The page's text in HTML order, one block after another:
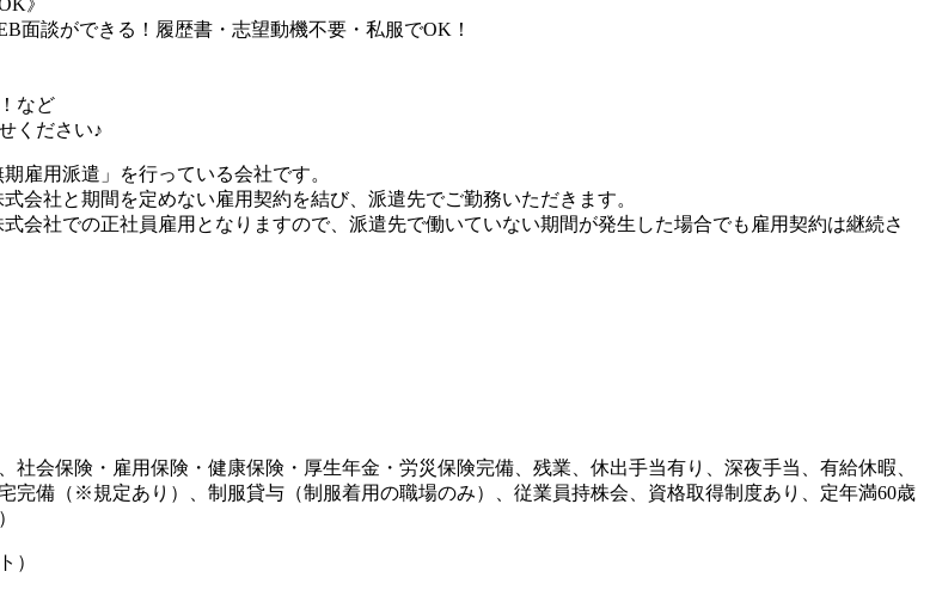
面談ができる！履歴書・志望動機不要・私服でOK！
など
ください♪
雇用派遣」を行っている会社です。
会社と期間を定めない雇用契約を結び、派遣先でご勤務いただきます。
会社での正社員雇用となりますので、派遣先で働いていない期間が発生した場合でも雇用契約は継続さ
会保険・雇用保険・健康保険・厚生年金・労災保険完備、残業、休出手当有り、深夜手当、有給休暇、
完備（※規定あり）、制服貸与（制服着用の職場のみ）、従業員持株会、資格取得制度あり、定年満60歳
）